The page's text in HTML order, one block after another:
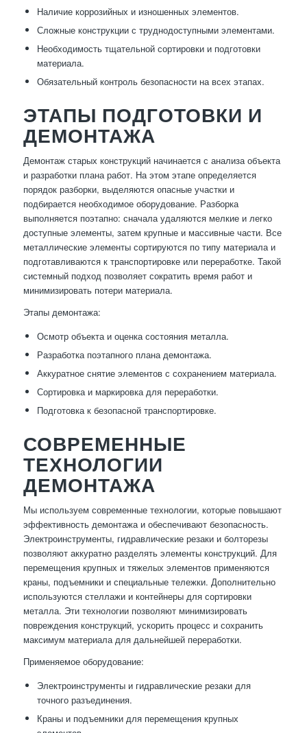
Наличие коррозийных и изношенных элементов.
Сложные конструкции с труднодоступными элементами.
Необходимость тщательной сортировки и подготовки
материала.
Обязательный контроль безопасности на всех этапах.
ЭТАПЫ ПОДГОТОВКИ И
ДЕМОНТАЖА
Демонтаж старых конструкций начинается с анализа объекта
и разработки плана работ. На этом этапе определяется
порядок разборки, выделяются опасные участки и
подбирается необходимое оборудование. Разборка
выполняется поэтапно: сначала удаляются мелкие и легко
доступные элементы, затем крупные и массивные части. Все
металлические элементы сортируются по типу материала и
подготавливаются к транспортировке или переработке. Такой
системный подход позволяет сократить время работ и
минимизировать потери материала.
Этапы демонтажа:
Осмотр объекта и оценка состояния металла.
Разработка поэтапного плана демонтажа.
Аккуратное снятие элементов с сохранением материала.
Сортировка и маркировка для переработки.
Подготовка к безопасной транспортировке.
СОВРЕМЕННЫЕ
ТЕХНОЛОГИИ
ДЕМОНТАЖА
Мы используем современные технологии, которые повышают
эффективность демонтажа и обеспечивают безопасность.
Электроинструменты, гидравлические резаки и болторезы
позволяют аккуратно разделять элементы конструкций. Для
перемещения крупных и тяжелых элементов применяются
краны, подъемники и специальные тележки. Дополнительно
используются стеллажи и контейнеры для сортировки
металла. Эти технологии позволяют минимизировать
повреждения конструкций, ускорить процесс и сохранить
максимум материала для дальнейшей переработки.
Применяемое оборудование:
Электроинструменты и гидравлические резаки для
точного разъединения.
Краны и подъемники для перемещения крупных